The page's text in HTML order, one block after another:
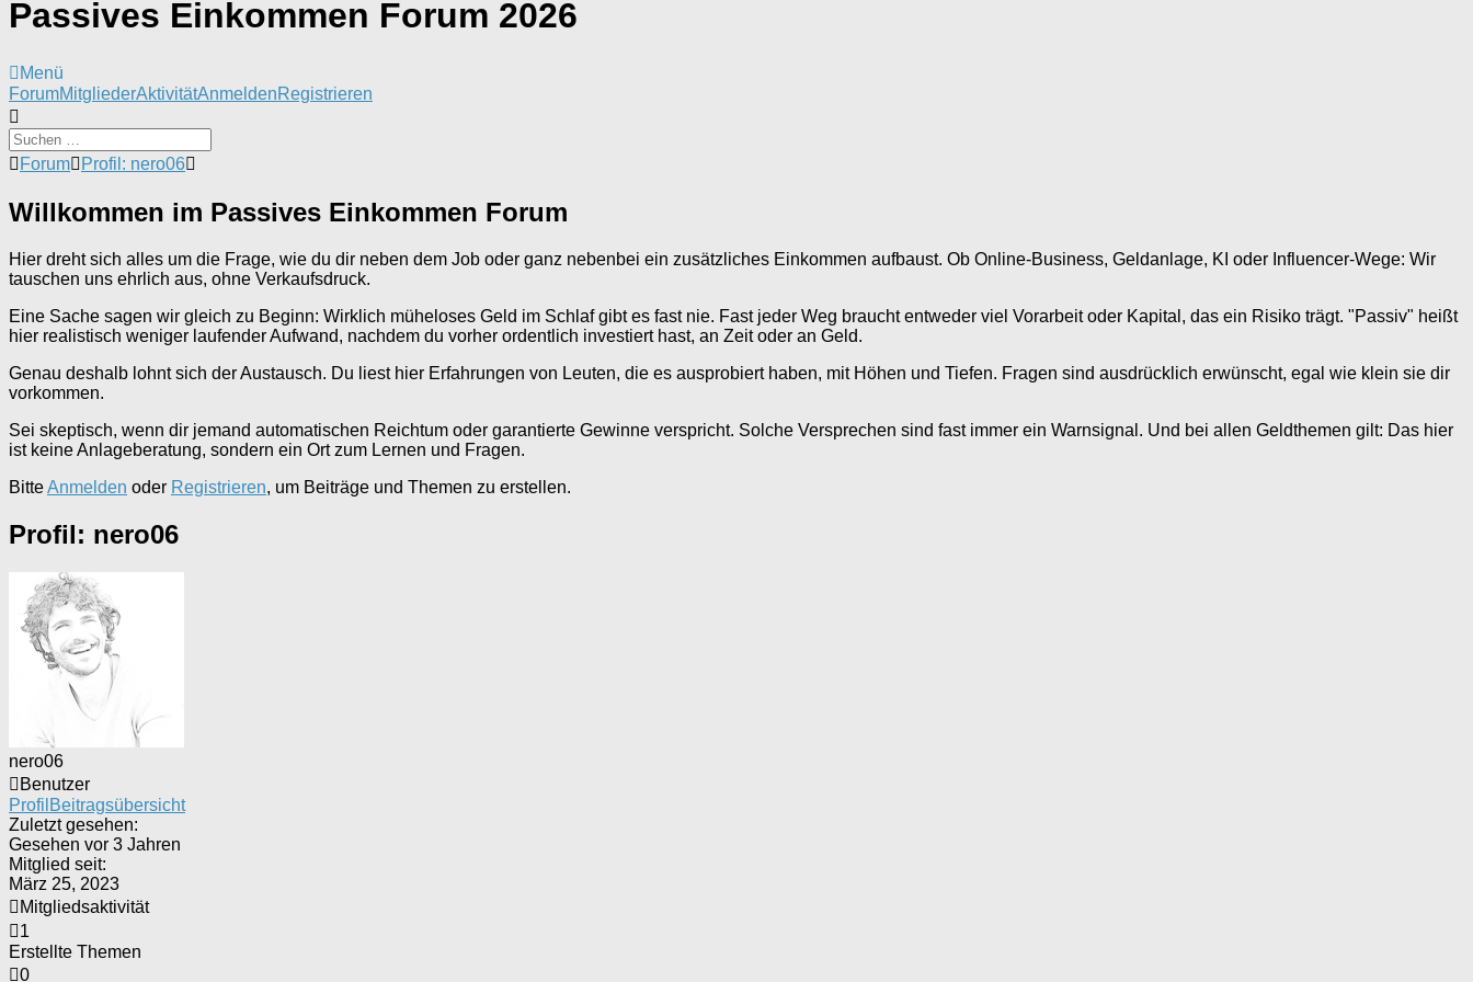
Passives Einkommen Forum 2026
Menü
Forum-
Navigation
ForumMitgliederAktivitätAnmeldenRegistrieren
Forum-
-
Du
hier:
Forum Profil: nero06
Willkommen im Passives Einkommen Forum
Hier dreht sich alles um die Frage, wie du dir neben dem Job oder ganz nebenbei ein zusätzliches Einkommen aufbaust. Ob Online-Business, Geldanlage, KI oder Influencer-Wege: Wir
tauschen uns ehrlich aus, ohne Verkaufsdruck.
Eine Sache sagen wir gleich zu Beginn: Wirklich müheloses Geld im Schlaf gibt es fast nie. Fast jeder Weg braucht entweder viel Vorarbeit oder Kapital, das ein Risiko trägt. "Passiv" heißt
hier realistisch weniger laufender Aufwand, nachdem du vorher ordentlich investiert hast, an Zeit oder an Geld.
Genau deshalb lohnt sich der Austausch. Du liest hier Erfahrungen von Leuten, die es ausprobiert haben, mit Höhen und Tiefen. Fragen sind ausdrücklich erwünscht, egal wie klein sie dir
vorkommen.
Sei skeptisch, wenn dir jemand automatischen Reichtum oder garantierte Gewinne verspricht. Solche Versprechen sind fast immer ein Warnsignal. Und bei allen Geldthemen gilt: Das hier
ist keine Anlageberatung, sondern ein Ort zum Lernen und Fragen.
BitteAnmelden oder Registrieren, um Beiträge und Themen zu erstellen.
Profil: nero06
nero06
Benutzer
Profil Beitragsübersicht
Zuletzt gesehen:
Gesehen vor 3 Jahren
Mitglied seit:
März 25, 2023
Mitgliedsaktivität
1
Erstellte Themen
0